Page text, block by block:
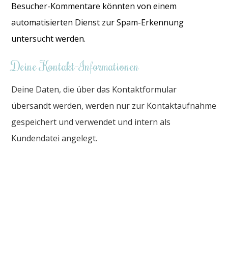
Besucher-Kommentare könnten von einem
automatisierten Dienst zur Spam-Erkennung
untersucht werden.
Deine Kontakt-Informationen
Deine Daten, die über das Kontaktformular
übersandt werden, werden nur zur Kontaktaufnahme
gespeichert und verwendet und intern als
Kundendatei angelegt.